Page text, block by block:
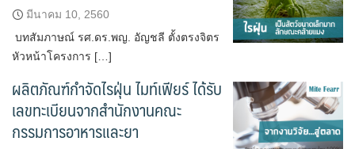
มีนาคม 10, 2560
บทสัมภาษณ์ รศ.ดร.พญ. อัญชลี ตั้งตรงจิตร
หัวหน้าโครงการ […]
ผลิตภัณฑ์กำจัดไรฝุ่น ไมท์เฟียร์ ได้รับ
เลขทะเบียนจากสำนักงานคณะ
กรรมการอาหารและยา